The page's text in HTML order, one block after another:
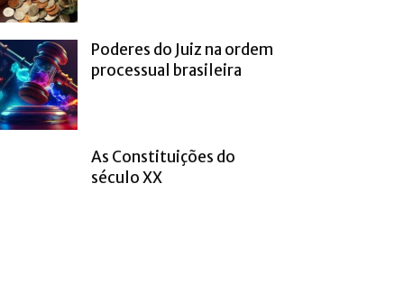
Poderes do Juiz na ordem
processual brasileira
As Constituições do
século XX